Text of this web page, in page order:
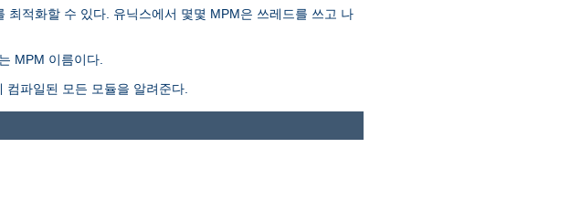
적화할 수 있다. 유닉스에서 몇몇 MPM은 쓰레드를 쓰고 나
MPM 이름이다.
파일된 모든 모듈을 알려준다.